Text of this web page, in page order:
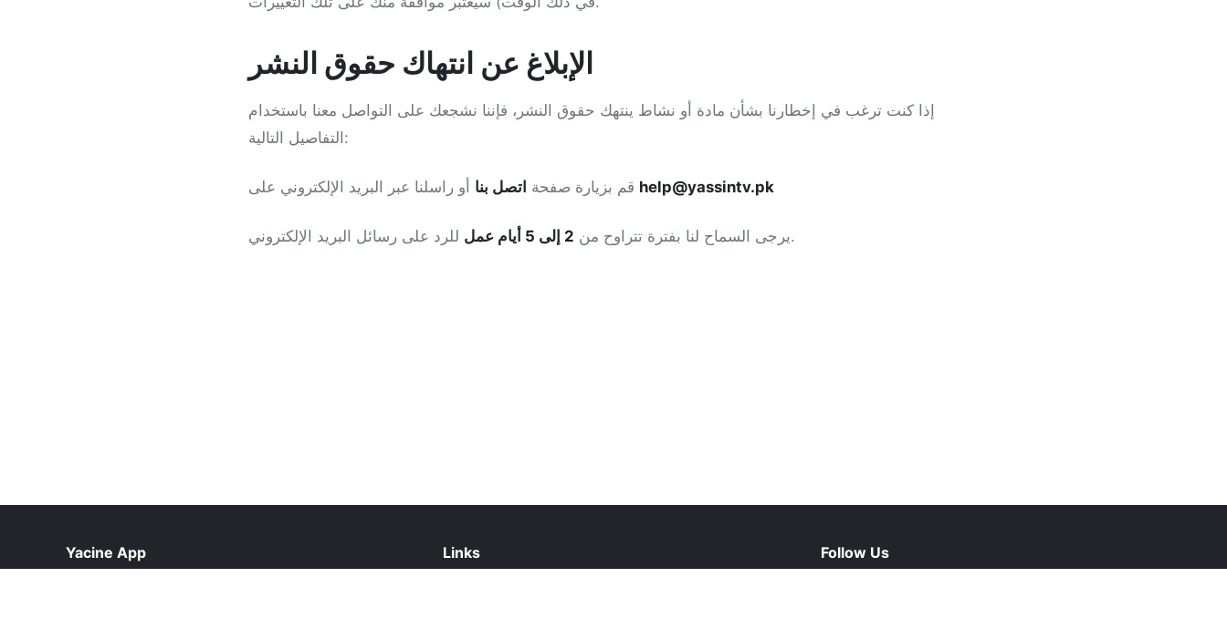
الإبلاغ عن انتهاك حقوق النشر
إذا كنت ترغب في إخطارنا بشأن مادة أو نشاط ينتهك حقوق النشر، فإننا نشجعك على التواصل معنا باستخدام
التفاصيل التالية:
قم بزيارة صفحة اتصل بنا help@yassintv.pk
يرجى السماح لنا بفترة تتراوح من 2 إلى 5 أيام عمل للرد على رسائل البريد الإلكتروني.
Yacine App
Links
Follow Us